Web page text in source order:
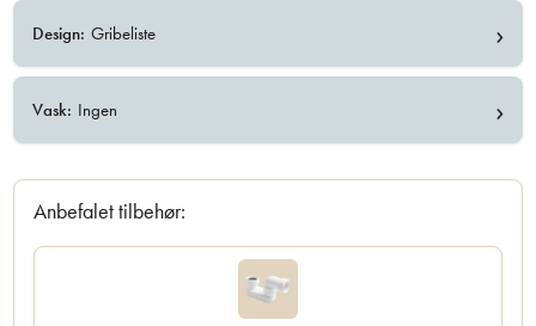
Design: Gribeliste ›
Vask: Ingen ›
Anbefalet tilbehør: